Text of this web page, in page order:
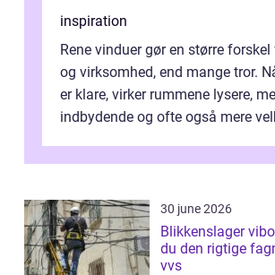
inspiration
Rene vinduer gør en større
og virksomhed, end mange tror.
er klare, virker rummene lysere,
indbydende og ofte også mere
30 june 2026
Blikkenslager viborg sådan
du den rigtige
vvs